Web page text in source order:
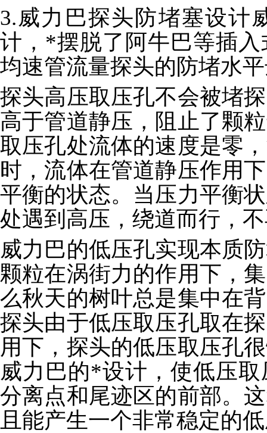
3.威力巴探头防堵塞设计
计，*摆脱了阿牛巴等插
均速管流量探头的防堵水
探头高压取压孔不会被堵
高于管道静压，阻止了颗
取压孔处流体的速度是零
时，流体在管道静压作用
平衡的状态。当压力平衡
处遇到高压，绕道而行，
威力巴的低压孔实现本质
颗粒在涡街力的作用下，
么秋天的树叶总是集中在
探头由于低压取压孔取在
用下，探头的低压取压孔
威力巴的*设计，使低压
分离点和尾迹区的前部。
且能产生一个非常稳定的